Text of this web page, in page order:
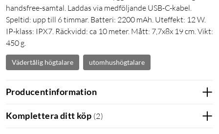
handsfree-samtal. Laddas via medföljande USB-C-kabel.
Speltid: upp till 6 timmar. Batteri: 2200 mAh. Uteffekt: 12 W.
IP-klass: IPX7. Räckvidd: ca 10 meter. Mått: 7,7x8x 19 cm. Vikt:
450 g.
Vädertålig högtalare utomhushögtalare
Producentinformation
Komplettera ditt köp (2)